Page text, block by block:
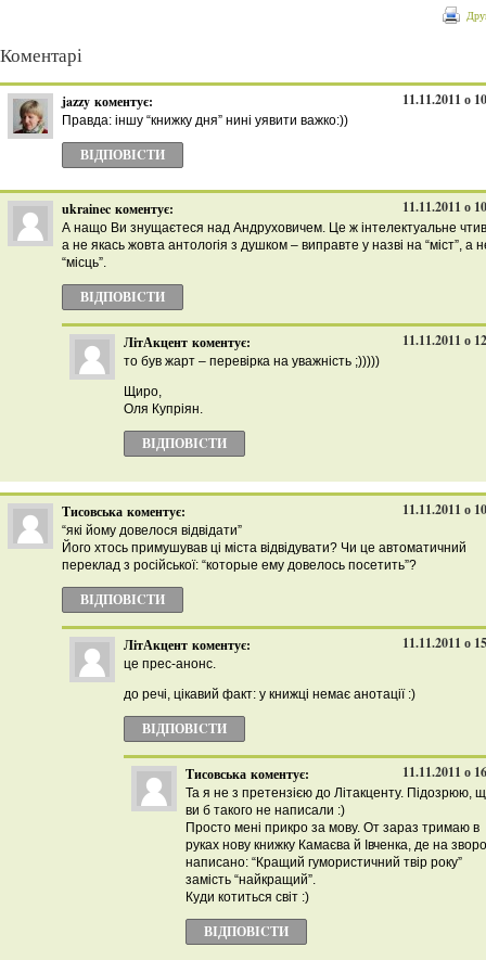
Коментарі
jazzy коментує: 11.11.2011 о
Правда: іншу “книжку дня” нині уявити важко:))
ВІДПОВІCТИ
ukrainec коментує: 11.11.2011 о
А нащо Ви знущаєтеся над Андруховичем. Це ж інтелектуальне
а не якась жовта антологія з душком – виправте у назві на “міст”, а
“місць”.
ВІДПОВІCТИ
ЛітАкцент коментує: 11.11.2011 о
то був жарт – перевірка на уважність ;)))))
Щиро,
Оля Купріян.
ВІДПОВІCТИ
Тисовська коментує: 11.11.2011 о
“які йому довелося відвідати”
Його хтось примушував ці міста відвідувати? Чи це автоматичний
переклад з російської: “которые ему довелось посетить”?
ВІДПОВІCТИ
ЛітАкцент коментує: 11.11.2011 о
це прес-анонс.
до речі, цікавий факт: у книжці немає анотації :)
ВІДПОВІCТИ
Тисовська коментує: 11.11.2011 о
Та я не з претензією до Літакценту. Підозрюю,
ви б такого не написали :)
Просто мені прикро за мову. От зараз тримаю в
руках нову книжку Камаєва й Івченка, де на
написано: “Кращий гумористичний твір року”
замість “найкращий”.
Куди котиться світ :)
ВІДПОВІCТИ